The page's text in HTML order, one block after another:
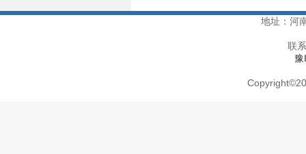
地址：河
联
豫
Copyright©